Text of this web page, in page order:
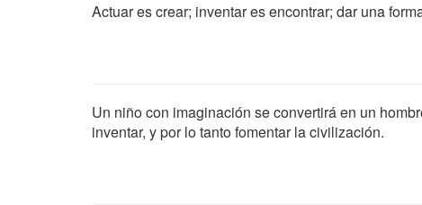
Actuar es crear; inventar es encontrar; dar una
Un niño con imaginación se convertirá en un
inventar, y por lo tanto fomentar la civilización.